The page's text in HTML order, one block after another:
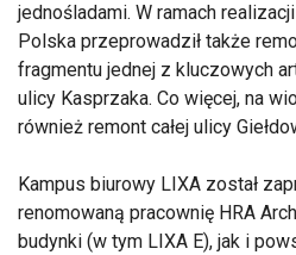
jednośladami. W ramach
Polska przeprowadził także
fragmentu jednej z kluczowych
ulicy Kasprzaka. Co więcej, na
również remont całej ulicy
Kampus biurowy LIXA został
renomowaną pracownię HRA
budynki (w tym LIXA E), jak i